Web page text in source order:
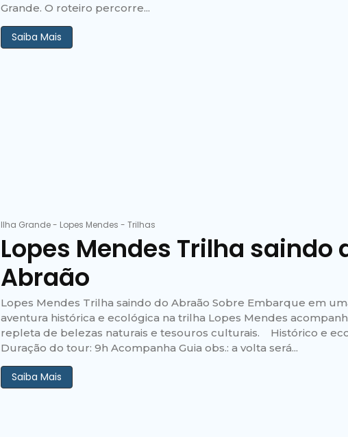
Grande. O roteiro percorre...
Saiba Mais
Ilha Grande- Lopes Mendes - Trilhas
Lopes Mendes Trilha saindo
Abraão
Lopes Mendes Trilha saindo do Abraão Sobre Embarque em
aventura histórica e ecológica na trilha Lopes Mendes
repleta de belezas naturais e tesouros culturais. Histórico e
Duração do tour: 9h Acompanha Guia obs.: a volta será...
Saiba Mais